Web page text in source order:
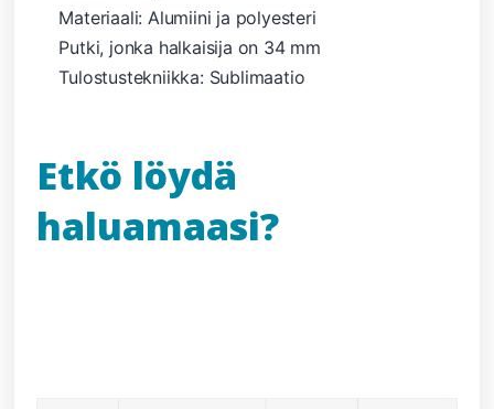
Materiaali: Alumiini ja polyesteri
Putki, jonka halkaisija on 34 mm
Tulostustekniikka: Sublimaatio
Etkö löydä
haluamaasi?